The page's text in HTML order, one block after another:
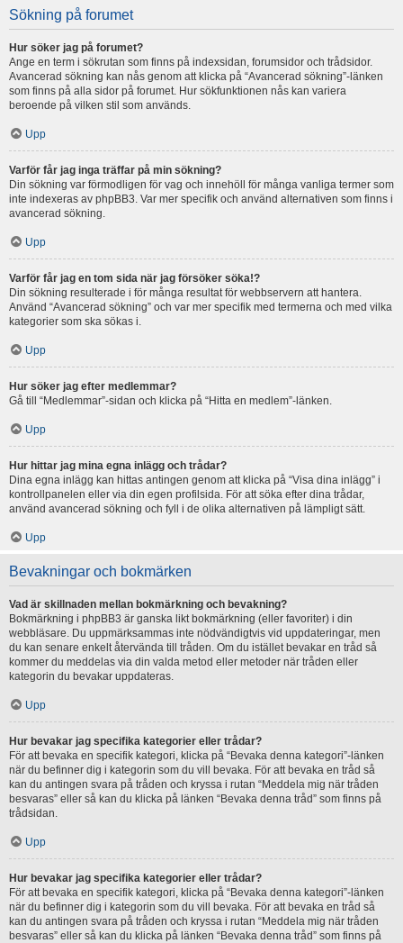
Sökning på forumet
Hur söker jag på forumet?
Ange en term i sökrutan som finns på indexsidan, forumsidor och trådsidor.
Avancerad sökning kan nås genom att klicka på “Avancerad sökning”-länken
som finns på alla sidor på forumet. Hur sökfunktionen nås kan variera
beroende på vilken stil som används.
Upp
Varför får jag inga träffar på min sökning?
Din sökning var förmodligen för vag och innehöll för många vanliga termer som
inte indexeras av phpBB3. Var mer specifik och använd alternativen som finns i
avancerad sökning.
Upp
Varför får jag en tom sida när jag försöker söka!?
Din sökning resulterade i för många resultat för webbservern att hantera.
Använd “Avancerad sökning” och var mer specifik med termerna och med vilka
kategorier som ska sökas i.
Upp
Hur söker jag efter medlemmar?
Gå till “Medlemmar”-sidan och klicka på “Hitta en medlem”-länken.
Upp
Hur hittar jag mina egna inlägg och trådar?
Dina egna inlägg kan hittas antingen genom att klicka på “Visa dina inlägg” i
kontrollpanelen eller via din egen profilsida. För att söka efter dina trådar,
använd avancerad sökning och fyll i de olika alternativen på lämpligt sätt.
Upp
Bevakningar och bokmärken
Vad är skillnaden mellan bokmärkning och bevakning?
Bokmärkning i phpBB3 är ganska likt bokmärkning (eller favoriter) i din
webbläsare. Du uppmärksammas inte nödvändigtvis vid uppdateringar, men
du kan senare enkelt återvända till tråden. Om du istället bevakar en tråd så
kommer du meddelas via din valda metod eller metoder när tråden eller
kategorin du bevakar uppdateras.
Upp
Hur bevakar jag specifika kategorier eller trådar?
För att bevaka en specifik kategori, klicka på “Bevaka denna kategori”-länken
när du befinner dig i kategorin som du vill bevaka. För att bevaka en tråd så
kan du antingen svara på tråden och kryssa i rutan “Meddela mig när tråden
besvaras” eller så kan du klicka på länken “Bevaka denna tråd” som finns på
trådsidan.
Upp
Hur bevakar jag specifika kategorier eller trådar?
För att bevaka en specifik kategori, klicka på “Bevaka denna kategori”-länken
när du befinner dig i kategorin som du vill bevaka. För att bevaka en tråd så
kan du antingen svara på tråden och kryssa i rutan “Meddela mig när tråden
besvaras” eller så kan du klicka på länken “Bevaka denna tråd” som finns på